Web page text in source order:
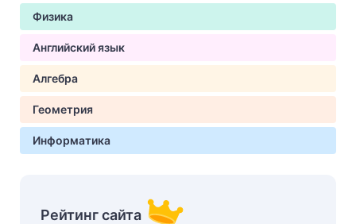
Физика
Английский язык
Алгебра
Геометрия
Информатика
Рейтинг сайта